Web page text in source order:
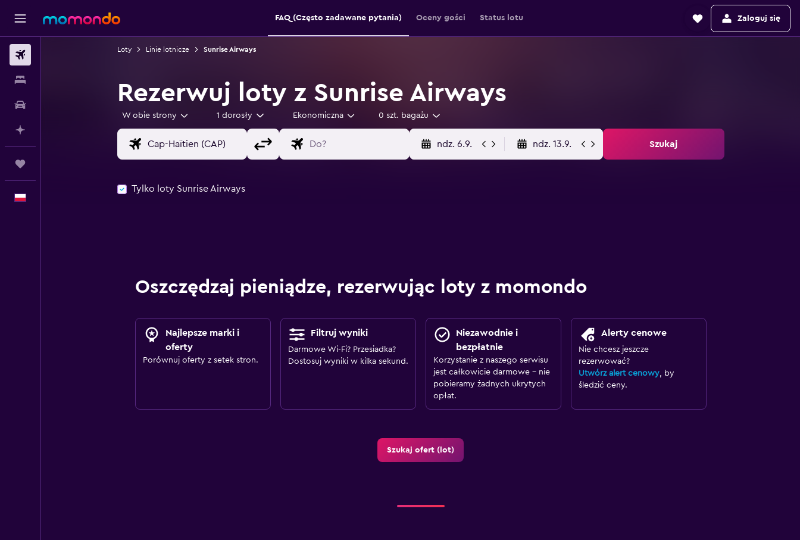
FAQ (Często zadawane pytania) Oceny gości Status lotu Zaloguj się
Loty Linie lotnicze Sunrise Airways
Rezerwuj loty z Sunrise Airways
W obie strony 1 dorosły Ekonomiczna 0 szt. bagażu
ndz. 6.9. ndz. 13.9. Szukaj
Tylko loty Sunrise Airways
Oszczędzaj pieniądze, rezerwując loty z momondo
Najlepsze marki i
oferty
Porównuj oferty z setek stron.
Filtruj wyniki
Darmowe Wi-Fi? Przesiadka?
Dostosuj wyniki w kilka sekund.
Niezawodnie i
bezpłatnie
Korzystanie z naszego serwisu
jest całkowicie darmowe – nie
pobieramy żadnych ukrytych
opłat.
Alerty cenowe
Nie chcesz jeszcze
rezerwować?
Utwórz alert cenowy, by
śledzić ceny.
Szukaj ofert (lot)